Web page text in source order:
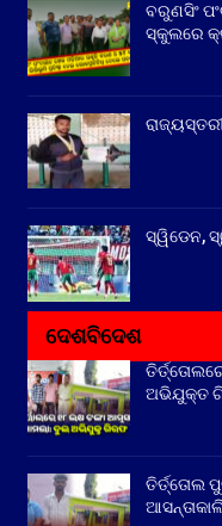
ବରୁଣସିଂ
ସ୍କୁଲରେ
ସ୍ୱିଡେନ,
ଦେଶବିଦେଶ
ଅଭିଯୁକ୍ତ
ତିର୍ତ୍ତୋଲ